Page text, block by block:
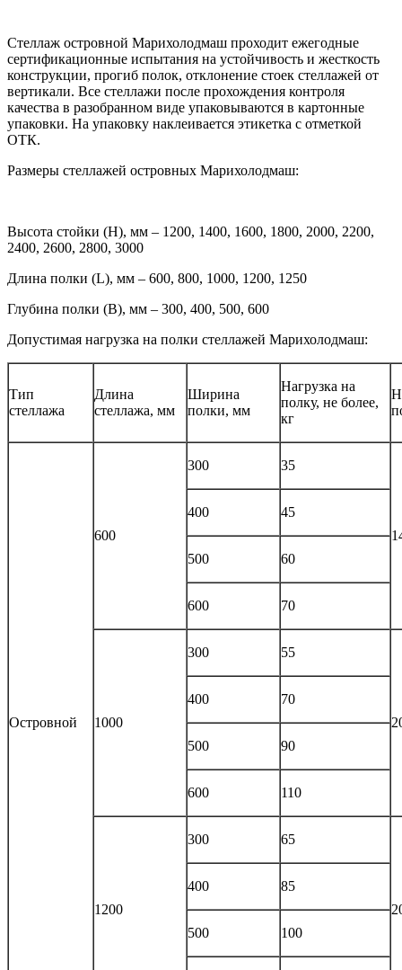
Стеллаж островной Марихолодмаш проходит ежегодные
сертификационные испытания на устойчивость и жесткость
конструкции, прогиб полок, отклонение стоек стеллажей от
вертикали. Все стеллажи после прохождения контроля
качества в разобранном виде упаковываются в картонные
упаковки. На упаковку наклеивается этикетка с отметкой
ОТК.
Размеры стеллажей островных Марихолодмаш:
Высота стойки (H), мм – 1200, 1400, 1600, 1800, 2000, 2200,
2400, 2600, 2800, 3000
Длина полки (L), мм – 600, 800, 1000, 1200, 1250
Глубина полки (B), мм – 300, 400, 500, 600
Допустимая нагрузка на полки стеллажей Марихолодмаш:
Тип
стеллажа
Длина
стеллажа, мм
Ширина
полки, мм
Нагрузка на
полку, не более,
кг
Островной
600
300 35
400 45
500 60
600 70
1000
300 55
400 70
500 90
600 110
1200
300 65
400 85
500 100